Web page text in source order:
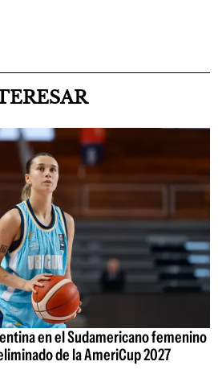
en el Sudamericano femenino
de la AmeriCup 2027